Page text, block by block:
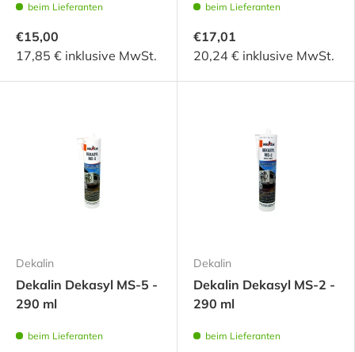
beim Lieferanten
€15,00
17,85 € inklusive MwSt.
beim Lieferanten
€17,01
20,24 € inklusive MwSt.
Dekalin
Dekalin Dekasyl MS-5 -
290 ml
beim Lieferanten
Dekalin
Dekalin Dekasyl MS-2 -
290 ml
beim Lieferanten